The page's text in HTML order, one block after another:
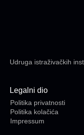
Udruga istraživačkih
Legalni dio
Politika privatnosti
Politika kolačića
Impressum